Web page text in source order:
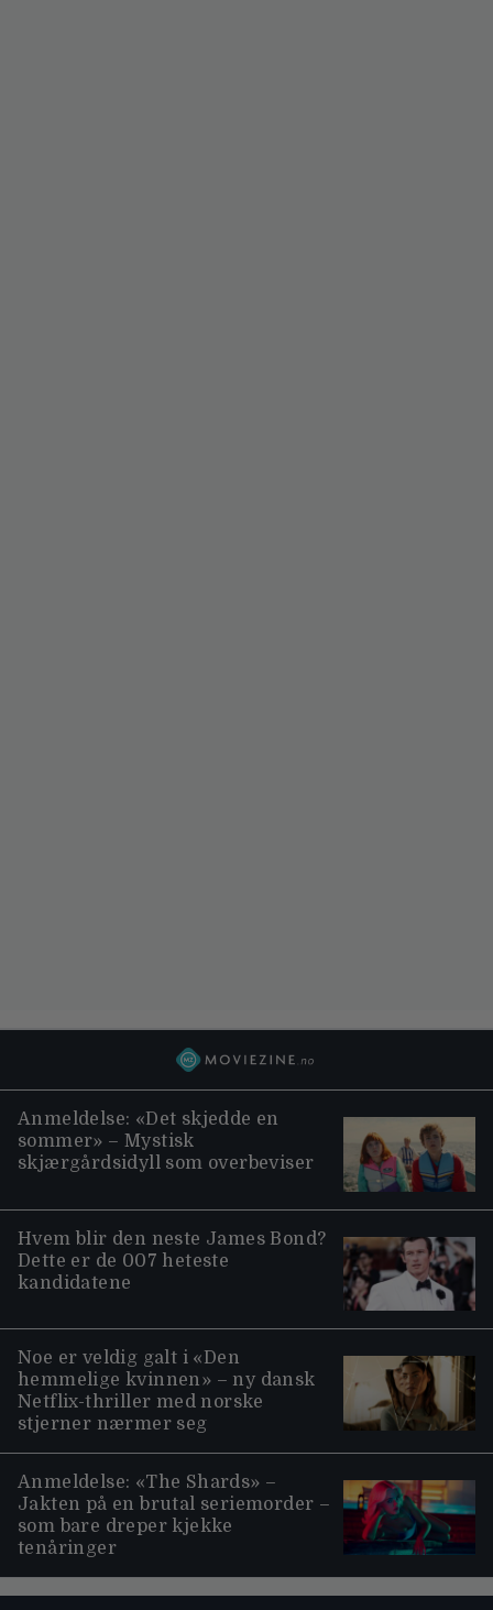
Anmeldelse: «Det skjedde en
sommer» – Mystisk
skjærgårdsidyll som overbeviser
Hvem blir den neste James Bond?
Dette er de 007 heteste
kandidatene
Noe er veldig galt i «Den
hemmelige kvinnen» – ny dansk
Netflix-thriller med norske
stjerner nærmer seg
Anmeldelse: «The Shards» –
Jakten på en brutal seriemorder –
som bare dreper kjekke
tenåringer